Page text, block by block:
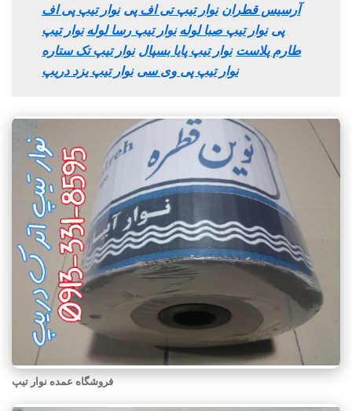
آرسیس قطران نوار تیپ تی اف پی نوار تیپ پی اف
پی نوار تیپ صبا لوله نوار تیپ رسا لوله نوار تیپ
طارم پلاست نوار تیپ پایا بسپال نوار تیپ تک ستاره
نوار تیپ پی وی سی نوار تیپ یزد دریپ
فروشگاه عمده نوار تیپ